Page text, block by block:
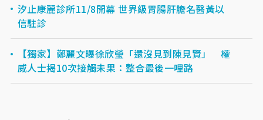
汐止康麗診所11/8開幕 世界級胃腸肝膽名醫黃以
信駐診
【獨家】鄭麗文曝徐欣瑩「還沒見到陳見賢」 權
威人士揭10次接觸未果：整合最後一哩路